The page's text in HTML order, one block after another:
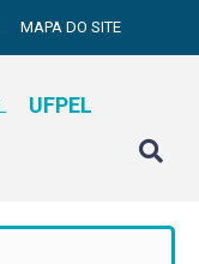
MAPA DO SITE
UFPEL